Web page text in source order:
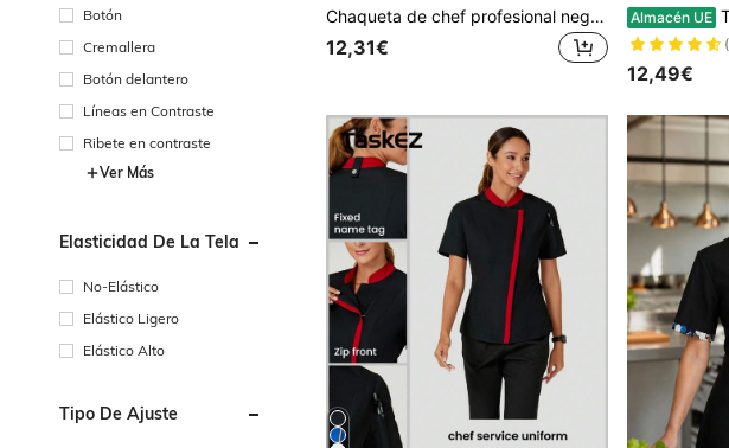
Botón
Cremallera
Botón delantero
Líneas en Contraste
Ribete en contraste
Ver Más
Elasticidad De La Tela
No-Elástico
Elástico Ligero
Elástico Alto
Tipo De Ajuste
Chaqueta de chef profesional negra para mujer, diseño clásico de cuello alto, tela tejida, ajuste regular, ropa de trabajo práctica para otoño
12,31€
Almacén UE
12,49€